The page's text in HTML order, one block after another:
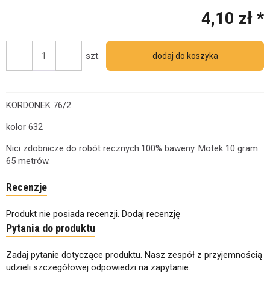
4,10 zł *
szt. dodaj do koszyka
KORDONEK 76/2
kolor 632
Nici zdobnicze do robót recznych.100% baweny. Motek 10 gram
65 metrów.
Recenzje
Produkt nie posiada recenzji. Dodaj recenzję
Pytania do produktu
Zadaj pytanie dotyczące produktu. Nasz zespół z przyjemnością
udzieli szczegółowej odpowiedzi na zapytanie.